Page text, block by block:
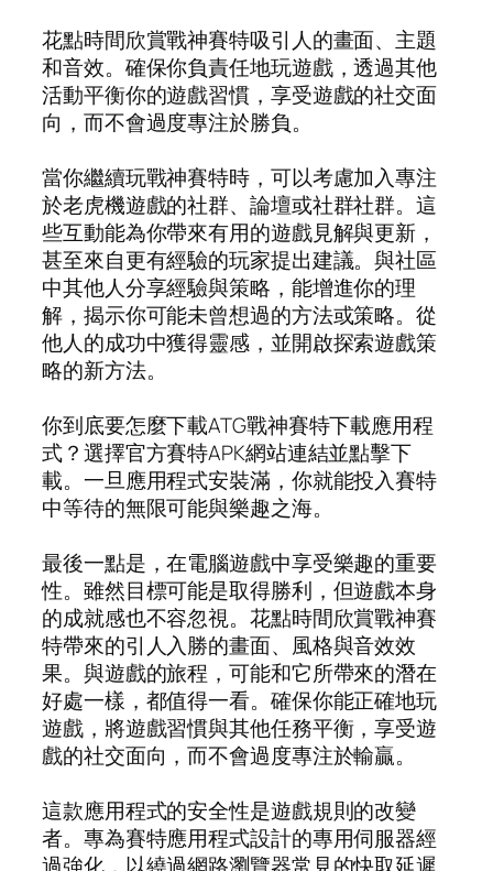
花點時間欣賞戰神賽特吸引人的畫面、主題
和音效。確保你負責任地玩遊戲，透過其他
活動平衡你的遊戲習慣，享受遊戲的社交面
向，而不會過度專注於勝負。
當你繼續玩戰神賽特時，可以考慮加入專注
於老虎機遊戲的社群、論壇或社群社群。這
些互動能為你帶來有用的遊戲見解與更新，
甚至來自更有經驗的玩家提出建議。與社區
中其他人分享經驗與策略，能增進你的理
解，揭示你可能未曾想過的方法或策略。從
他人的成功中獲得靈感，並開啟探索遊戲策
略的新方法。
你到底要怎麼下載ATG戰神賽特下載應用程
式？選擇官方賽特APK網站連結並點擊下
載。一旦應用程式安裝滿，你就能投入賽特
中等待的無限可能與樂趣之海。
最後一點是，在電腦遊戲中享受樂趣的重要
性。雖然目標可能是取得勝利，但遊戲本身
的成就感也不容忽視。花點時間欣賞戰神賽
特帶來的引人入勝的畫面、風格與音效效
果。與遊戲的旅程，可能和它所帶來的潛在
好處一樣，都值得一看。確保你能正確地玩
遊戲，將遊戲習慣與其他任務平衡，享受遊
戲的社交面向，而不會過度專注於輸贏。
這款應用程式的安全性是遊戲規則的改變
者。專為賽特應用程式設計的專用伺服器經